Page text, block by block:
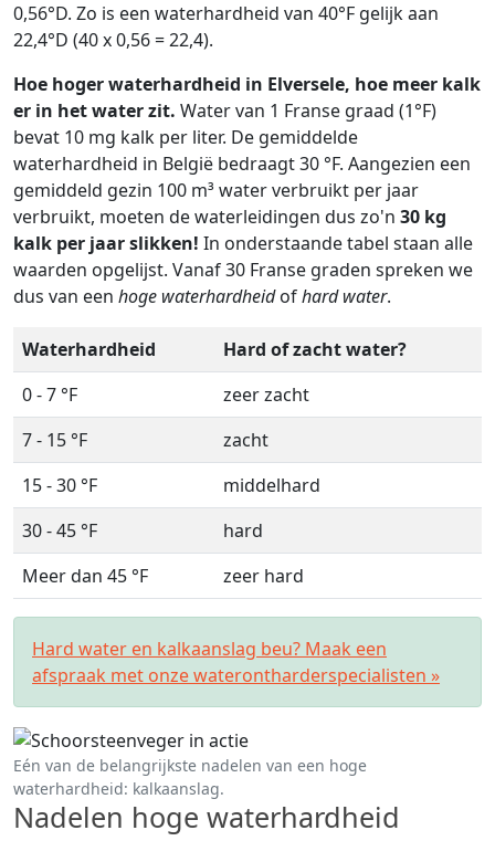
0,56°D. Zo is een waterhardheid van 40°F gelijk aan
22,4°D (40 x 0,56 = 22,4).
Hoe hoger waterhardheid in Elversele, hoe meer kalk
er in het water zit. Water van 1 Franse graad (1°F)
bevat 10 mg kalk per liter. De gemiddelde
waterhardheid in België bedraagt 30 °F. Aangezien een
gemiddeld gezin 100 m³ water verbruikt per jaar
verbruikt, moeten de waterleidingen dus zo'n 30 kg
kalk per jaar slikken! In onderstaande tabel staan alle
waarden opgelijst. Vanaf 30 Franse graden spreken we
dus van een hoge waterhardheidofhard water.
Waterhardheid
Hard of zacht water?
0 - 7 °F
zeer zacht
7 - 15 °F
zacht
15 - 30 °F
middelhard
30 - 45 °F
hard
Meer dan 45 °F
zeer hard
Hard water en kalkaanslag beu? Maak een
afspraak met onze waterontharderspecialisten »
Eén van de belangrijkste nadelen van een hoge
waterhardheid: kalkaanslag.
Nadelen hoge waterhardheid